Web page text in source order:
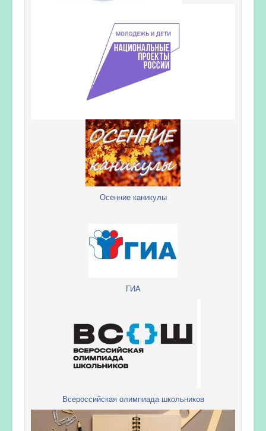
Осенние каникулы
ГИА
Всероссийская олимпиада школьников